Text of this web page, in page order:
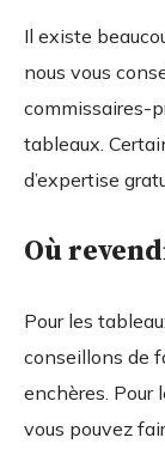
Il existe
nous vous
commissaires-
tableaux.
d’expertise
Où
Pour les
conseillons de
enchères. Pour
vous pouvez